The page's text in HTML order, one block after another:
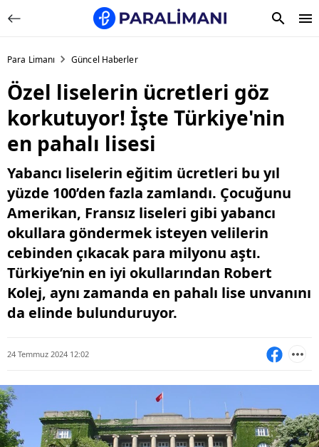
Para Limanı Güncel Haberler
Özel liselerin ücretleri göz
korkutuyor! İşte Türkiye'nin
en pahalı lisesi
Yabancı liselerin eğitim ücretleri bu yıl
yüzde 100’den fazla zamlandı. Çocuğunu
Amerikan, Fransız liseleri gibi yabancı
okullara göndermek isteyen velilerin
cebinden çıkacak para milyonu aştı.
Türkiye’nin en iyi okullarından Robert
Kolej, aynı zamanda en pahalı lise unvanını
da elinde bulunduruyor.
24 Temmuz 2024 12:02